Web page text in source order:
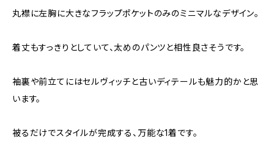
丸襟に左胸に大きなフラップポケットのみのミニマルなデザイン。
着丈もすっきりとしていて、太めのパンツと相性良さそうです。
袖裏や前立てにはセルヴィッチと古いディテールも魅力的かと思
います。
被るだけでスタイルが完成する、万能な1着です。